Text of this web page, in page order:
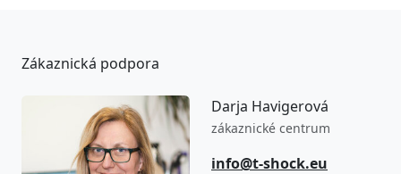
Zákaznická podpora
Darja Havigerová
zákaznické centrum
info@t-shock.eu